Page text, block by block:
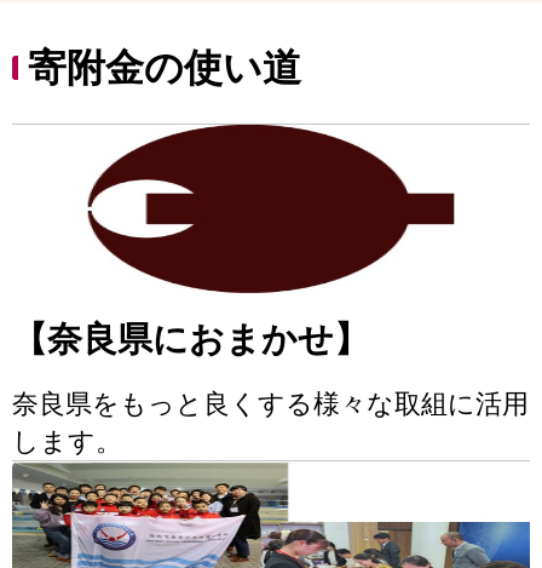
寄附金の使い道
【奈良県におまかせ】
奈良県をもっと良くする様々な取組に活用
します。